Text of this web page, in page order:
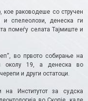
кое раководеше со стручен
и спелеолози, денеска ги
помеѓу селата Тајмиште и
во првото собирање на
околу 19, а денеска во
и други остатоци.
на Институтот за судска